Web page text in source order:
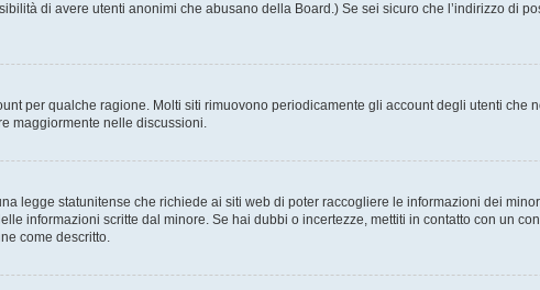
di avere utenti anonimi che abusano della Board.) Se sei sicuro che l’indirizzo di
per qualche ragione. Molti siti rimuovono periodicamente gli account degli utenti
maggiormente nelle discussioni.
legge statunitense che richiede ai siti web di poter raccogliere le informazioni dei
informazioni scritte dal minore. Se hai dubbi o incertezze, mettiti in contatto con un
come descritto.